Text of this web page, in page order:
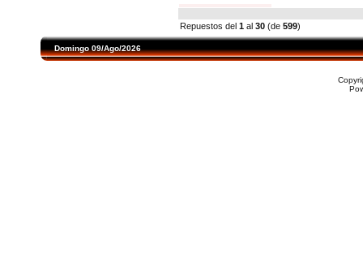
Repuestos del 1 al 30 (de 599)
Domingo 09/Ago/2026